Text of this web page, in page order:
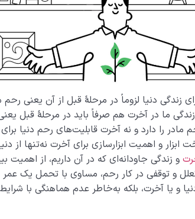
زندگی دنیا لزوماً در مرحلۀ قبل از آن یعنی
زندگی ما در آخرت هم صرفاً باید در مرحلۀ قبل
مادر را دارد و نه آخرت قابلیت­‌های رحم دنیا
ابزار و اهمیت ابزارسازی برای آخرت نه‌تنها از
و زندگی جاودانه‌ای که در آن داریم، از اهمیت
و توقفی در کار رحم، مساوی­ با تحمل یک
و یا آخرت، بلکه به­‌خاطر عدم هماهنگی با